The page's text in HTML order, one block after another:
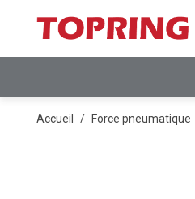
PASSER AU CONTENU PRINCIPAL
Accueil / Force pneumatique